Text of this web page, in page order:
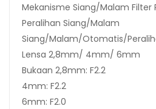
Mekanisme Siang/Malam Filter
Peralihan Siang/Malam
Siang/Malam/Otomatis/
Lensa 2,8mm/ 4mm/ 6mm
Bukaan 2,8mm: F2.2
4mm: F2.2
6mm: F2.0